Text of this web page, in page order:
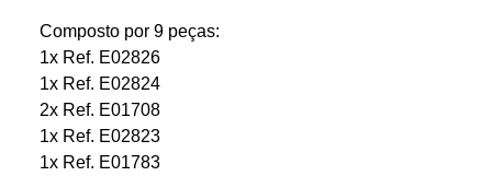
Composto por 9 peças:
1x Ref. E02826
1x Ref. E02824
2x Ref. E01708
1x Ref. E02823
1x Ref. E01783